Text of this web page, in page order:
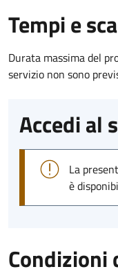
Tempi e
Durata massima del
servizio non sono
Accedi al
La
è
Condizioni